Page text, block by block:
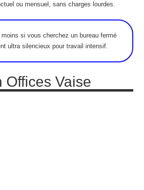
ou mensuel, sans charges lourdes.
si vous cherchez un bureau fermé
ultra silencieux pour travail intensif.
Offices Vaise